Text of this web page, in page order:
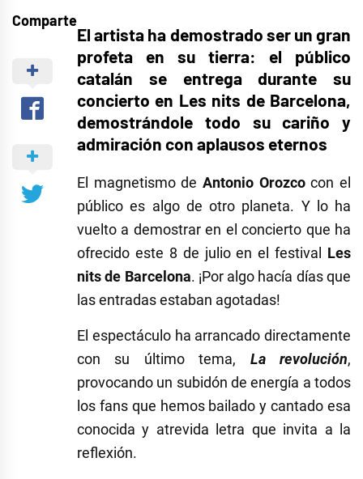
Comparte
El artista ha demostrado ser un gran
profeta en su tierra: el público
catalán se entrega durante su
concierto en Les nits de Barcelona,
demostrándole todo su cariño y
admiración con aplausos eternos
El magnetismo de Antonio Orozcocon el
público es algo de otro planeta. Y lo ha
vuelto a demostrar en el concierto que ha
ofrecido este 8 de julio en el festival
Les
nits de Barcelona. ¡Por algo hacía días que
las entradas estaban agotadas!
El espectáculo ha arrancado directamente
con su último tema, La revolución,
provocando un subidón de energía a todos
los fans que hemos bailado y cantado esa
conocida y atrevida letra que invita a la
reflexión.